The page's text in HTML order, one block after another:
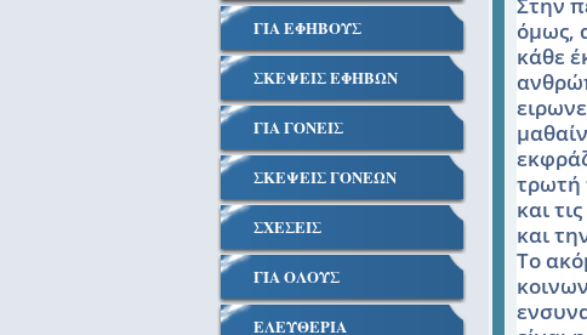
όμως,
κάθε
τρωτή
και
και
Το
ΓΙΑ ΕΦΗΒΟΥΣ
ΣΚΕΨΕΙΣ ΕΦΗΒΩΝ
ΓΙΑ ΓΟΝΕΙΣ
ΣΚΕΨΕΙΣ ΓΟΝΕΩΝ
ΣΧΕΣΕΙΣ
ΓΙΑ ΟΛΟΥΣ
ΕΛΕΥΘΕΡΙΑ